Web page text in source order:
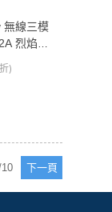
無線三模
烈焰虹
無線 熱
電競)
)
10 下一頁